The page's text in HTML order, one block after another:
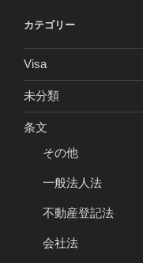
カテゴリー
Visa
未分類
条文
その他
一般法人法
不動産登記法
会社法